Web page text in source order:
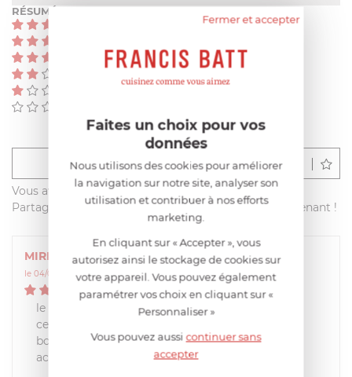
RÉSUMÉ
Déposer un avis
Vous avez acheté ce produit sur francisbatt.com ?
Partagez votre avis avec les autres clients dès maintenant !
MIREILLE
le 04/03/2020 à 11:15:28
5/5
le couvercle commandé correspond tout a fait a
ce que je voulais ;
bons contacts avec le site ;
achat satisfaisant
Fermer et accepter
Faites un choix pour vos
données
Nous utilisons des cookies pour améliorer
la navigation sur notre site, analyser son
utilisation et contribuer à nos efforts
marketing.
En cliquant sur « Accepter », vous
autorisez ainsi le stockage de cookies sur
votre appareil. Vous pouvez également
paramétrer vos choix en cliquant sur «
Personnaliser »
Vous pouvez aussicontinuer sans
accepter